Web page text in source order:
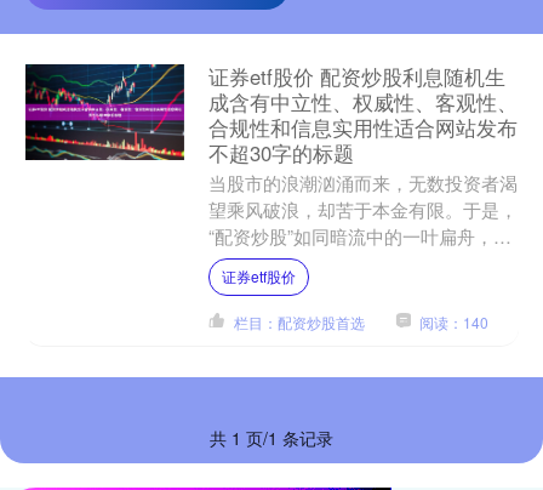
证券etf股价 配资炒股利息随机生
成含有中立性、权威性、客观性、
合规性和信息实用性适合网站发布
不超30字的标题
当股市的浪潮汹涌而来，无数投资者渴
望乘风破浪，却苦于本金有限。于是，
“配资炒股”如同暗流中的一叶扁舟，以
“放大收益”的诱人承诺，吸引着冒险者
登船。然而，在这艘看....
证券etf股价
栏目：配资炒股首选 阅读：140
共 1 页/1 条记录